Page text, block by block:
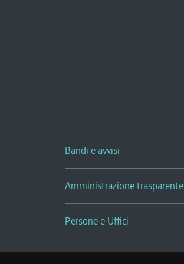
Bandi e avvisi
Amministrazione trasparente
Persone e Uffici
Sala Tiziano Tessitori